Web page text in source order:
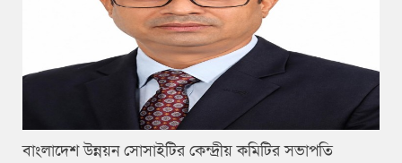
বাংলাদেশ উন্নয়ন সোসাইটির কেন্দ্রীয় কমিটির সভাপতি